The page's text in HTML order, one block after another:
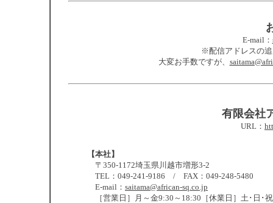
E-mail：
※配信アドレスの
大変お手数ですが、
有限会社
URL：
【本社】
〒350-1172埼玉県川越市増形3-2
TEL：049-241-9186 / FAX：049-248-5480
E-mail： saitama@african-sq.co.jp
［営業日］月～金9:30～18:30［休業日］土･日･祝